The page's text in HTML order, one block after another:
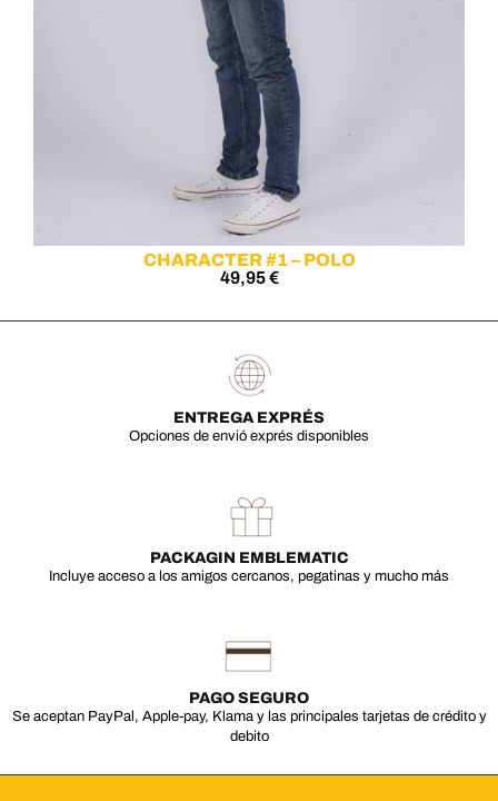
CHARACTER #1 – POLO
49,95€
ENTREGA EXPRÉS
Opciones de envió exprés disponibles
PACKAGIN EMBLEMATIC
Incluye acceso a los amigos cercanos, pegatinas y mucho más
PAGO SEGURO
Se aceptan PayPal, Apple-pay, Klama y las principales tarjetas de crédito y
debito